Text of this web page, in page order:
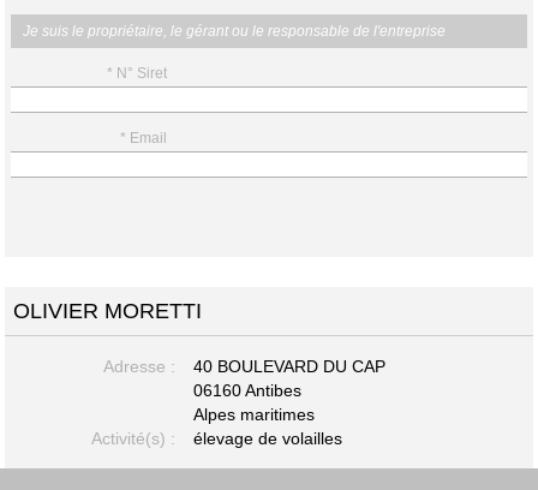
Je suis le propriétaire, le gérant ou le responsable de l'entreprise
* N° Siret
* Email
OLIVIER MORETTI
Adresse :
40 BOULEVARD DU CAP
06160 Antibes
Alpes maritimes
Activité(s) :
élevage de volailles